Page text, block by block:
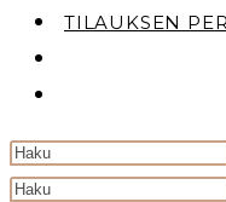
TILAUKSEN
Search